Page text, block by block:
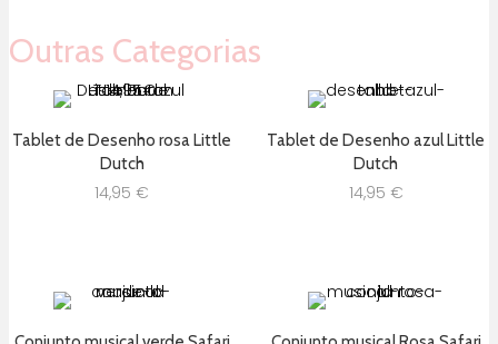
Outras Categorias
Tablet de Desenho rosa Little
Dutch
14,95 €
Tablet de Desenho azul Little
Dutch
14,95 €